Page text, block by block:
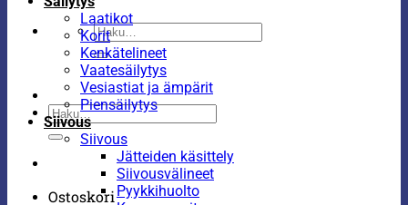
Etsi:
Etsi:
Ostoskori
Laatikot
Korit
Kenkätelineet
Vaatesäilytys
Vesiastiat ja ämpärit
Piensäilytys
Siivous
Siivous
Jätteiden käsittely
Siivousvälineet
Pyykkihuolto